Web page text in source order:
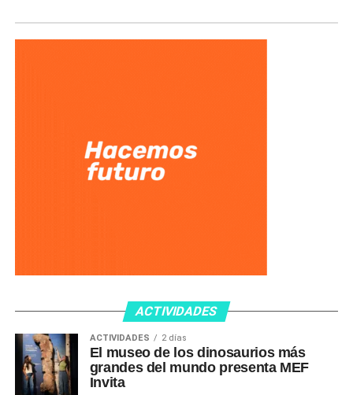
ACTIVIDADES
ACTIVIDADES 2 días
El museo de los dinosaurios más
grandes del mundo presenta MEF
Invita